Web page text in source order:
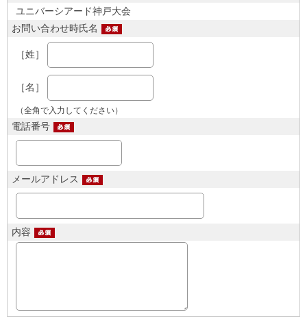
ユニバーシアード神戸大会
お問い合わせ時氏名
［姓］
［名］
（全角で入力してください）
電話番号
メールアドレス
内容